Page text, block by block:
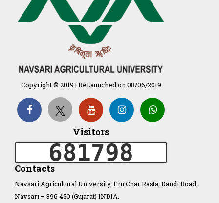
દેશી ગાય આધારિત પ્રાકૃતિક ખેતી
गुणवत्ता युक्त कृषि-शिक्षा एक पहल" - भारतीय
कृषि अनुसंधान परिषद की 25वीं अखिल
भारतीय कृषि प्रवेश परीक्षा 2020
Organization Structure
ખેડુત માર્ગદર્શિકા
Accreditation Certificate
Copyright © 2019 | ReLaunched on 08/06/2019
Visitors
681798
Contacts
Navsari Agricultural University, Eru Char Rasta, Dandi Road,
Navsari – 396 450 (Gujarat) INDIA.